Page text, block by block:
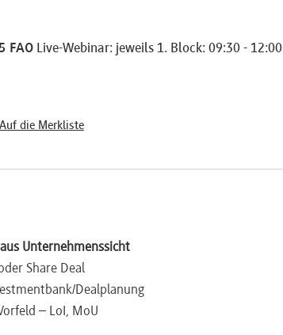
FAO Live-Webinar: jeweils 1. Block: 09:30 - 12:00
Auf die Merkliste
Unternehmenssicht
Share Deal
Dealplanung
– LoI, MoU